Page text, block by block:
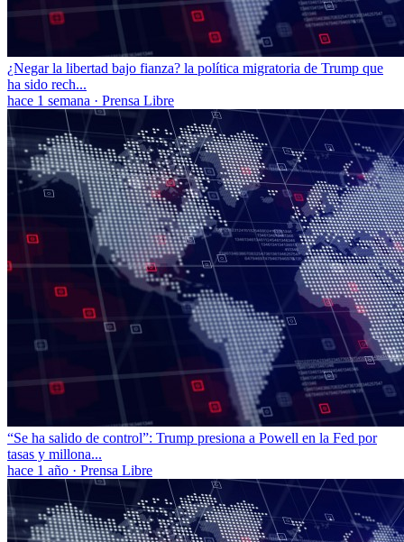
¿Negar la libertad bajo fianza? la política migratoria de Trump que
ha sido rech...
hace 1 semana · Prensa Libre
“Se ha salido de control”: Trump presiona a Powell en la Fed por
tasas y millona...
hace 1 año · Prensa Libre